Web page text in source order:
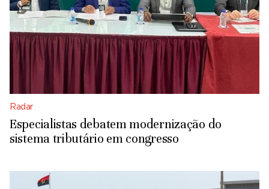
Radar
Especialistas debatem modernização do
sistema tributário em congresso